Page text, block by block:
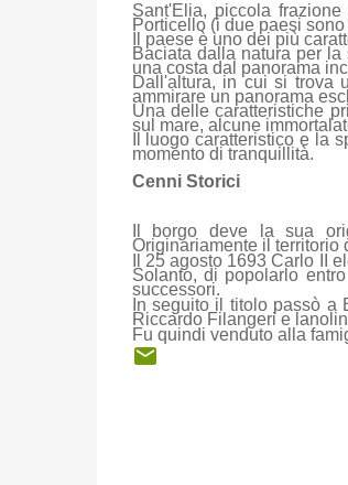
Sant'Elia, piccola
Porticello (i due paesi
Il paese è uno dei più
Baciata dalla natura per
una costa dal panorama
Dall'altura, in cui si trova
ammirare un panorama
Una delle caratteristiche
sul mare, alcune
Il luogo caratteristico e la
momento di tranquillità.
Cenni Storici
Il borgo deve la sua
Originariamente il territorio
Il 25 agosto 1693 Carlo II
Solanto, di popolarlo
successori.
In seguito il titolo passò
Riccardo Filangeri e
Fu quindi venduto alla